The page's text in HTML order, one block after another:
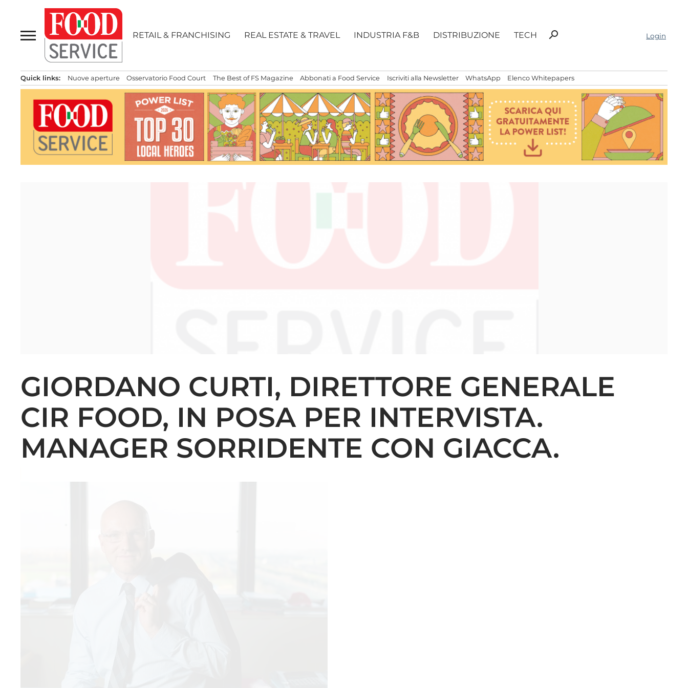
contenuto
RETAIL & FRANCHISING REAL ESTATE & TRAVEL INDUSTRIA F&B DISTRIBUZIONE TECH
Ricerca
search Login
Quick links: Nuove aperture Osservatorio Food Court The Best of FS Magazine Abbonati a Food Service Iscriviti alla Newsletter WhatsApp Elenco Whitepapers
GIORDANO CURTI, DIRETTORE GENERALE
CIR FOOD, IN POSA PER INTERVISTA.
MANAGER SORRIDENTE CON GIACCA.